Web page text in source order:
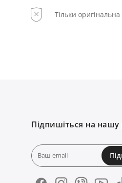
Тільки
Підпишіться на нашу